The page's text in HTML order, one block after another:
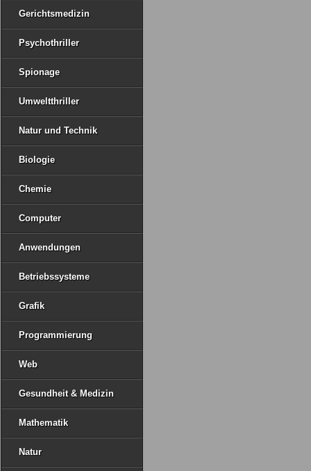
Gerichtsmedizin
Psychothriller
Spionage
Umweltthriller
Natur und Technik
Biologie
Chemie
Computer
Anwendungen
Betriebssysteme
Grafik
Programmierung
Web
Gesundheit & Medizin
Mathematik
Natur